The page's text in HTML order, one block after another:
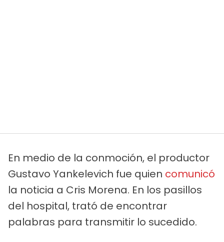
En medio de la conmoción, el productor
Gustavo Yankelevich fue quien comunicó
la noticia a Cris Morena. En los pasillos
del hospital, trató de encontrar
palabras para transmitir lo sucedido.